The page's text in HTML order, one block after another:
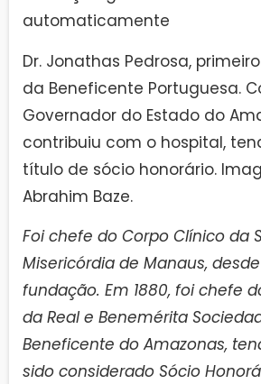
Dr. Jonathas Pedrosa,
da Beneficente Portuguesa.
Governador do Estado do
contribuiu com o hospital,
título de sócio honorário.
Abrahim Baze.
Foi chefe do Corpo Clínico da
Misericórdia de Manaus,
fundação. Em 1880, foi chefe
da Real e Benemérita
Beneficente do Amazonas,
sido considerado Sócio